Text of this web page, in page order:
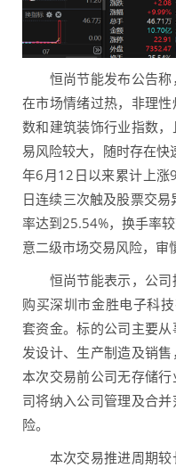
恒尚节能发布公告称
在市场情绪过热，非理
数和建筑装饰行业指数
易风险较大，随时存在
年6月12日以来累计上
日连续三次触及股票交
率达到25.54%，换手率
意二级市场交易风险，审
恒尚节能表示，公司
购买深圳市金胜电子科
套资金。标的公司主要
发设计、生产制造及销售
本次交易前公司无存储
司将纳入公司管理及合
险。
本次交易推进周期较